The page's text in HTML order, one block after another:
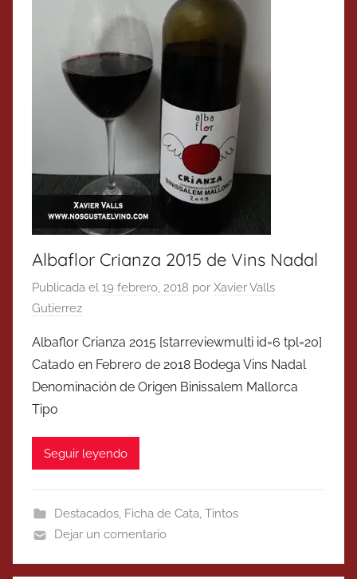
Albaflor Crianza 2015 de Vins Nadal
Publicada el 19 febrero, 2018 por Xavier Valls
Gutierrez
Albaflor Crianza 2015 [starreviewmulti id=6 tpl=20]
Catado en Febrero de 2018 Bodega Vins Nadal
Denominación de Origen Binissalem Mallorca
Tipo
Seguir leyendo
Destacados, Ficha de Cata, Tintos
Dejar un comentario